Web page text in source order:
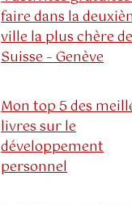
faire dans la
ville la plus chère
Suisse – Genève
Mon top 5 des
livres sur le
développement
personnel